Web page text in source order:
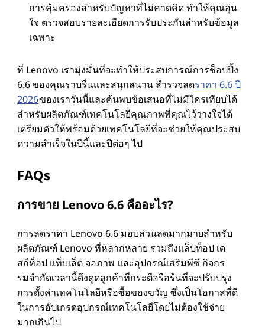
การคุ้มครองสําหรับปัญหาที่ไม่คาดคิด ทําให้คุณอุ่น
ใจ ตรวจสอบรายละเอียดการรับประกันสําหรับข้อมูล
เฉพาะ
ที่ Lenovo เรามุ่งมั่นที่จะทําให้ประสบการณ์การช็อปปิ้ง
6.6 ของคุณราบรื่นและสนุกสนาน สํารวจลดราคา 6.6 ปี
2026ของเราวันนี้และค้นพบข้อเสนอที่ไม่มีใครเทียบได้
สําหรับผลิตภัณฑ์เทคโนโลยีคุณภาพที่คุณไว้วางใจได้
เตรียมตัวให้พร้อมด้วยเทคโนโลยีที่จะช่วยให้คุณประสบ
ความสําเร็จในปีนี้และปีต่อๆ ไป
FAQs
การขาย Lenovo 6.6 คืออะไร?
การลดราคา Lenovo 6.6 มอบส่วนลดมากมายสําหรับ
ผลิตภัณฑ์ Lenovo ที่หลากหลาย รวมถึงแล็ปท็อป เด
สก์ท็อป แท็บเล็ต จอภาพ และอุปกรณ์เสริมพีซี กิจกร
รมจํากัดเวลานี้ดึงดูดลูกค้าที่กระตือรือร้นที่จะปรับปรุง
การตั้งค่าเทคโนโลยีหรือซื้อของขวัญ ซึ่งเป็นโอกาสที่ดี
ในการอัปเกรดอุปกรณ์เทคโนโลยีโดยไม่ต้องใช้จ่าย
มากเกินไป